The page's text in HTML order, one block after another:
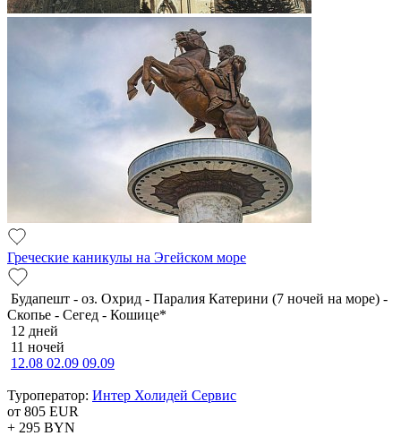
Греческие каникулы на Эгейском море
Будапешт - оз. Охрид - Паралия Катерини (7 ночей на море) -
Скопье - Сегед - Кошице*
12 дней
11 ночей
12.08 02.09 09.09
Туроператор: Интер Холидей Сервис
от 805 EUR
+ 295 BYN